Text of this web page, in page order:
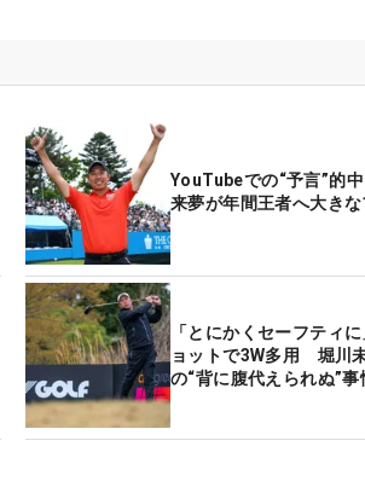
YouTubeでの“予言”的
来夢が年間王者へ大き
「とにかくセーフティ
ョットで3W多用 堀川
の“背に腹代えられぬ”事